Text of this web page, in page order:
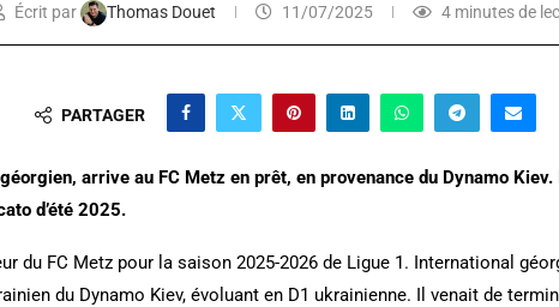
Écrit par Thomas Douet 11/07/2025 4 minutes de
PARTAGER
arrive au FC Metz en prêt, en provenance du Dynamo
d’été 2025.
du FC Metz pour la saison 2025-2026 de Ligue 1. International
du Dynamo Kiev, évoluant en D1 ukrainienne. Il venait de